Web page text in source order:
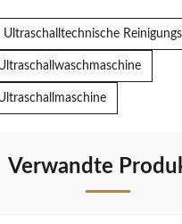
Ultraschalltechnische
Verwandte